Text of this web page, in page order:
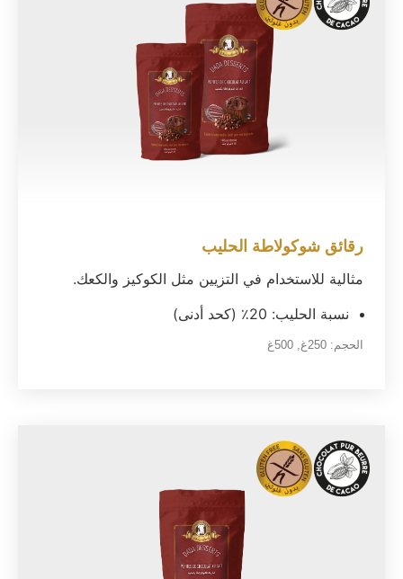
رقائق شوكولاطة الحليب
مثالية للاستخدام في التزيين مثل الكوكيز والكعك.
نسبة الحليب: 20٪ (كحد أدنى)
الحجم: 250غ 500غ